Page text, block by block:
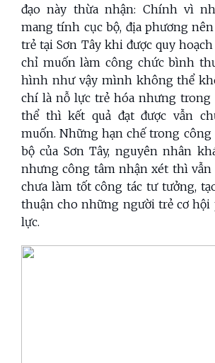
đạo này thừa nhận: Chính vì
mang tính cục bộ, địa phương
trẻ tại Sơn Tây khi được quy
chỉ muốn làm công chức bình
hình như vậy mình không thể
chí là nỗ lực trẻ hóa nhưng trong
thể thì kết quả đạt được vẫn
muốn. Những hạn chế trong công
bộ của Sơn Tây, nguyên nhân
nhưng công tâm nhận xét thì vẫn
chưa làm tốt công tác tư tưởng,
thuận cho những người trẻ cơ hội
lực.